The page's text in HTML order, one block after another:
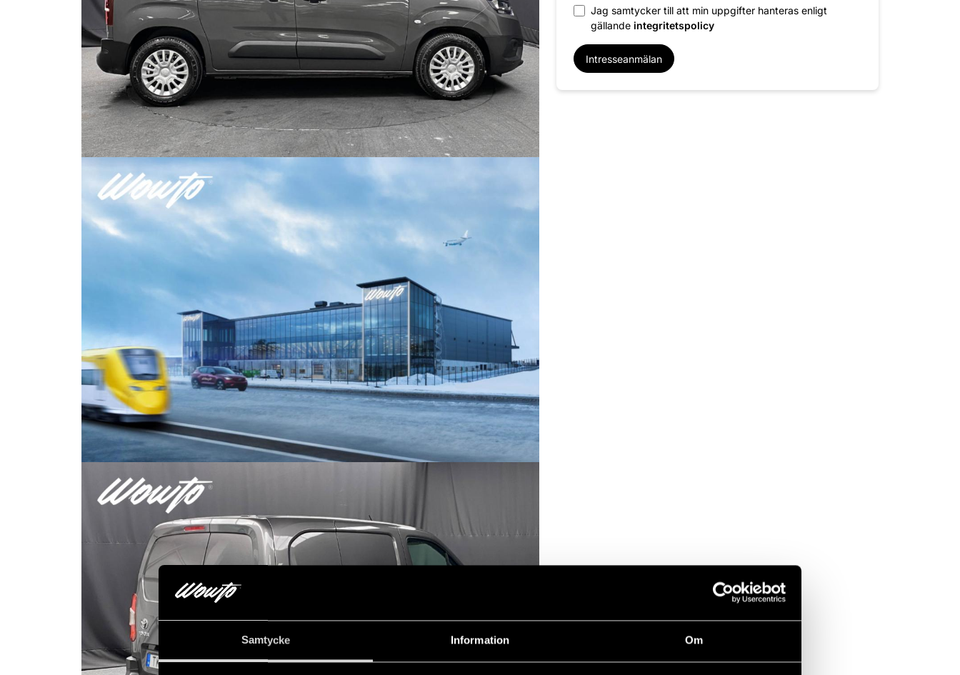
Samtycke Information Om
Jag samtycker till att min uppgifter hanteras enligt
gällande integritetspolicy
Intresseanmälan